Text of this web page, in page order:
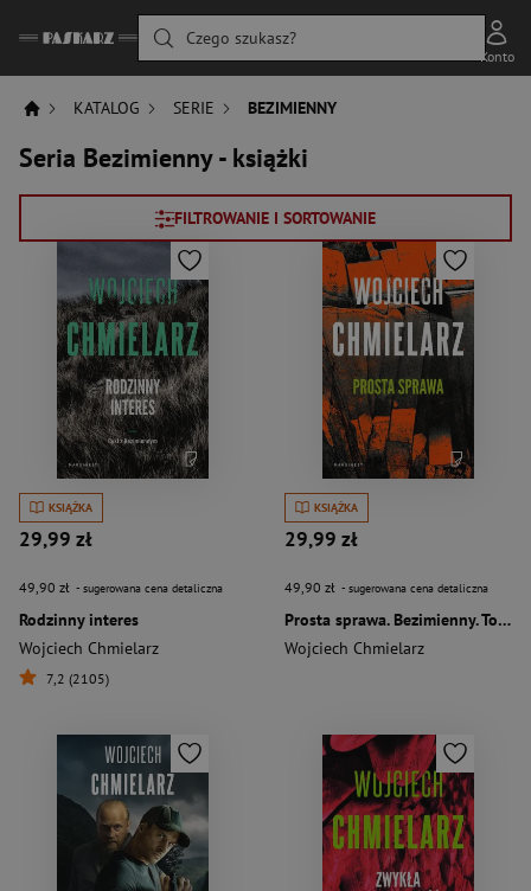
Czego szukasz?
Konto
KATALOG SERIE BEZIMIENNY
Seria Bezimienny - książki
FILTROWANIE I SORTOWANIE
KSIĄŻKA
29,99 zł
49,90 zł - sugerowana cena detaliczna
Rodzinny interes
Wojciech Chmielarz
7,2 (2105)
KSIĄŻKA
29,99 zł
49,90 zł - sugerowana cena detaliczna
Prosta sprawa. Bezimienny. Tom 1 wyd. 2
Wojciech Chmielarz